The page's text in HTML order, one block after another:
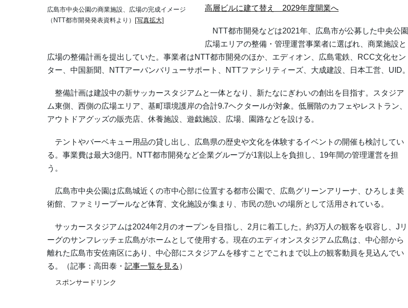
広島市中央公園の商業施設、広場の完成イメージ
（NTT都市開発発表資料より）
[写真拡大]
高層ビルに建て替え 2029年度開業へ
NTT都市開発などは2021年、広島市が公募した中央公園
広場エリアの整備・管理運営事業者に選ばれ、商業施設と
広場の整備計画を提出していた。事業者はNTT都市開発のほか、エディオン、広島電鉄、RCC文化セン
ター、中国新聞、NTTアーバンバリューサポート、NTTファシリティーズ、大成建設、日本工営、UID。
整備計画は建設中の新サッカースタジアムと一体となり、新たなにぎわいの創出を目指す。スタジア
ム東側、西側の広場エリア、基町環境護岸の合計9.7ヘクタールが対象。低層階のカフェやレストラン、
アウトドアグッズの販売店、休養施設、遊戯施設、広場、園路などを設ける。
テントやバーベキュー用品の貸し出し、広島県の歴史や文化を体験するイベントの開催も検討してい
る。事業費は最大3億円。NTT都市開発など企業グループが1割以上を負担し、19年間の管理運営を担
う。
広島市中央公園は広島城近くの市中心部に位置する都市公園で、広島グリーンアリーナ、ひろしま美
術館、ファミリープールなど体育、文化施設が集まり、市民の憩いの場所として活用されている。
サッカースタジアムは2024年2月のオープンを目指し、2月に着工した。約3万人の観客を収容し、Jリ
ーグのサンフレッチェ広島がホームとして使用する。現在のエディオンスタジアム広島は、中心部から
離れた広島市安佐南区にあり、中心部にスタジアムを移すことでこれまで以上の観客動員を見込んでい
る。（記事：高田泰・ 記事一覧を見る ）
スポンサードリンク